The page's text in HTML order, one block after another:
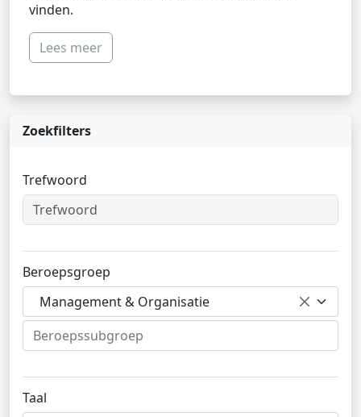
vinden.
Lees meer
Zoekfilters
Trefwoord
Beroepsgroep
Management & Organisatie
Taal